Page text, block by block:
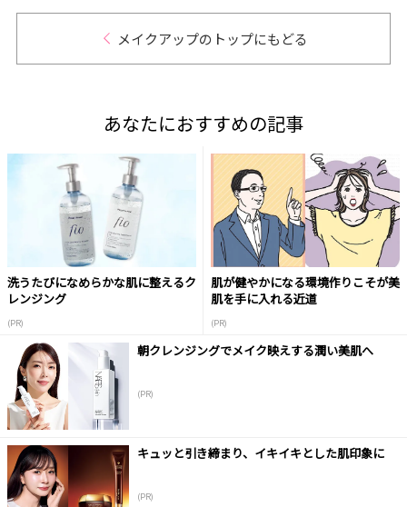
メイクアップのトップにもどる
あなたにおすすめの記事
洗うたびになめらかな肌に整えるク
レンジング
(PR)
肌が健やかになる環境作りこそが美
肌を手に入れる近道
(PR)
朝クレンジングでメイク映えする潤い美肌へ
(PR)
キュッと引き締まり、イキイキとした肌印象に
(PR)